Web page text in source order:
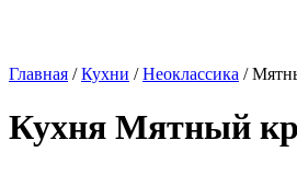
Главная /Кухни /Неоклассика /
Кухня Мятный